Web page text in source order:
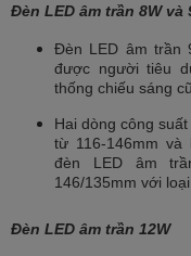
Đèn LED âm trần 8W và
Đèn LED âm trần
được người tiêu
thống chiếu sáng
Hai dòng công
từ 116-146mm
đèn LED âm
146/135mm với loại
Đèn LED âm trần 12W